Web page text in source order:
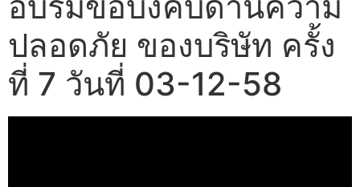
ปลอดภัย ของบริษัท ครั้ง
ที่ 7 วันที่ 03-12-58